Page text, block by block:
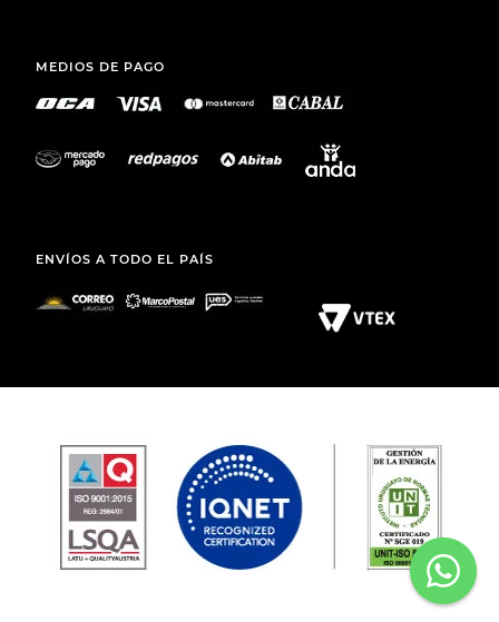
MEDIOS DE PAGO
ENVÍOS A TODO EL PAÍS